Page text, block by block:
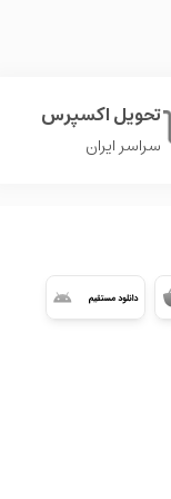
تحویل اکسپرس
سراسر ایران